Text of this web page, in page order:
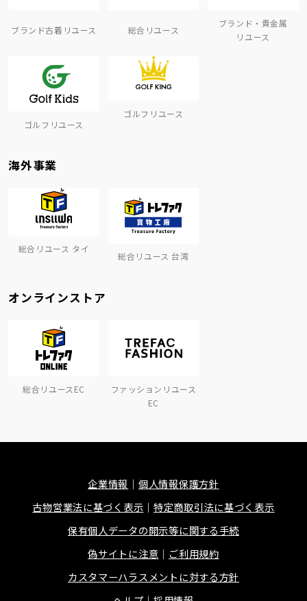
ブランド古着リユース 総合リユース
ブランド・貴金属
リユース
ゴルフリユース
ゴルフリユース
海外事業
総合リユース タイ
総合リユース 台湾
オンラインストア
総合リユースEC
ファッションリユース
EC
企業情報
個人情報保護方針
古物営業法に基づく表示
特定商取引法に基づく表示
保有個人データの開示等に関する手続
偽サイトに注意
ご利用規約
カスタマーハラスメントに対する方針